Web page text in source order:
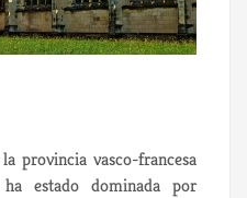
provincia vasco-francesa
estado dominada por